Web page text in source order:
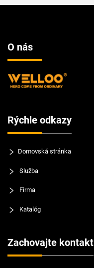
O nás
Rýchle odkazy
Domovská stránka
Služba
Firma
Katalóg
Zachovajte kontakt